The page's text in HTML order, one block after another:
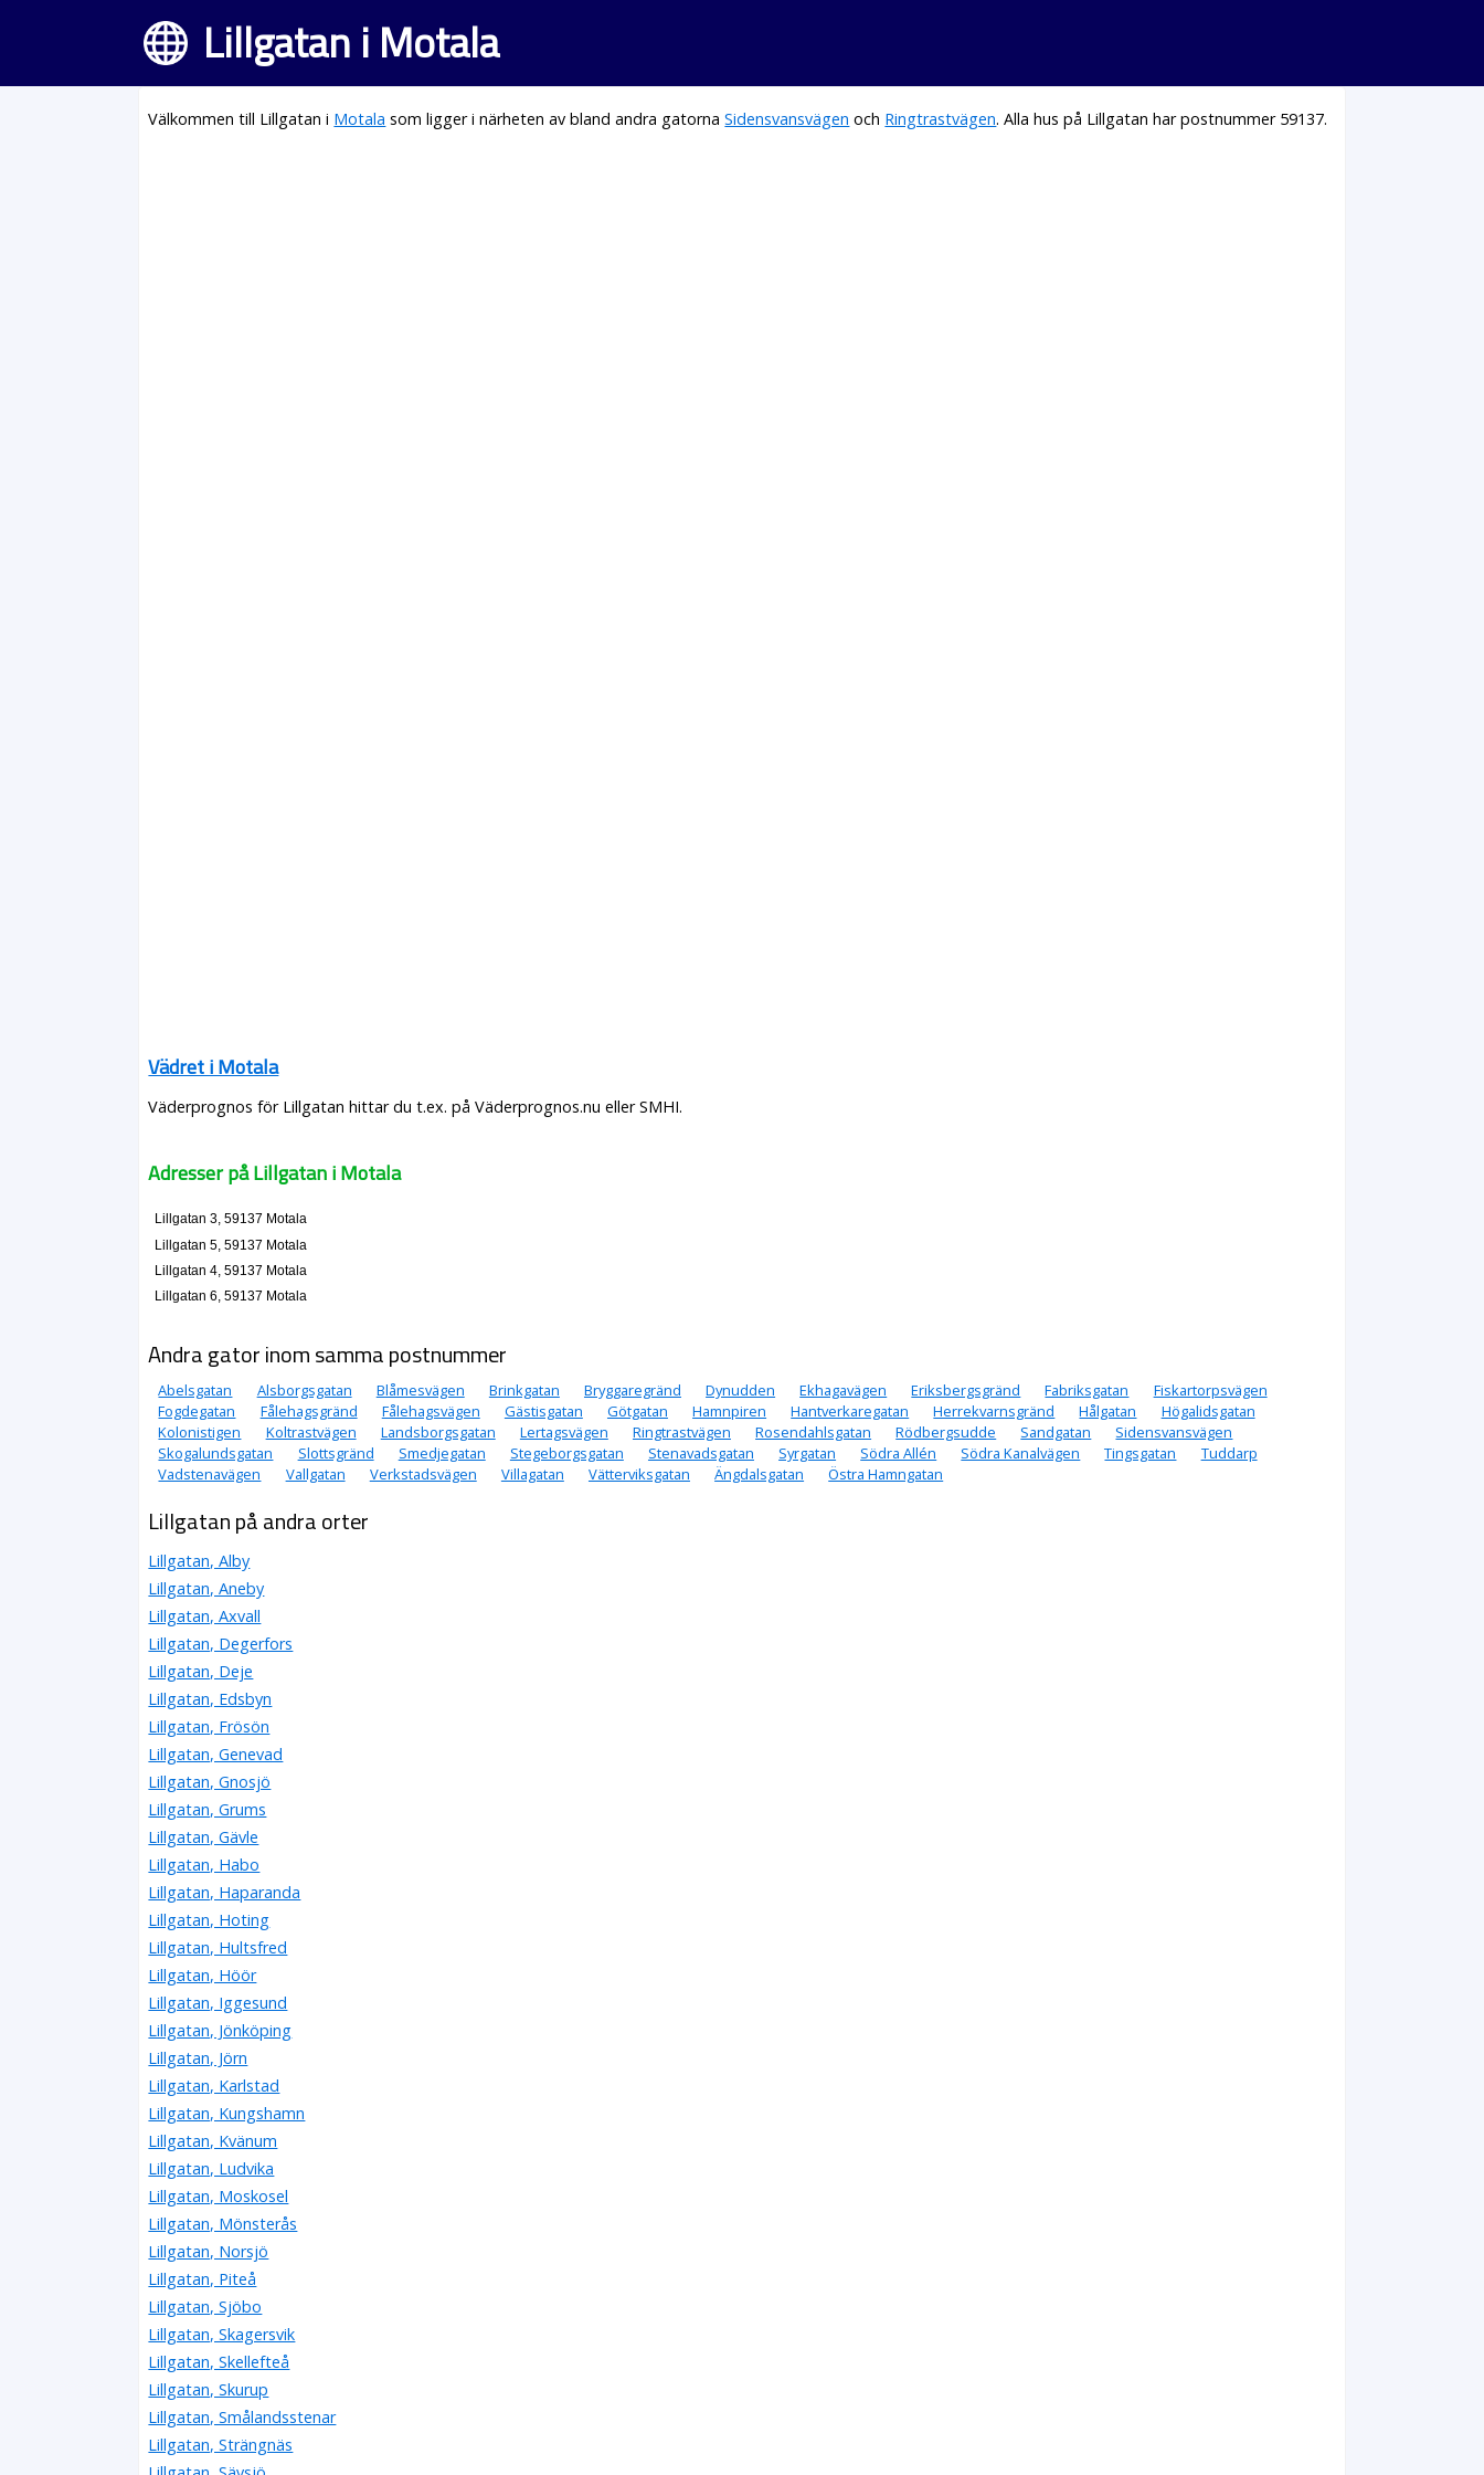
Lillgatan i Motala
Välkommen till Lillgatan i Motala som ligger i närheten av bland andra gatornaSidensvansvägen och Ringtrastvägen. Alla hus på Lillgatan har postnummer 59137.
Vädret i Motala
Väderprognos för Lillgatan hittar du t.ex. på Väderprognos.nu eller SMHI.
Adresser på Lillgatan i Motala
Lillgatan 3, 59137 Motala
Lillgatan 5, 59137 Motala
Lillgatan 4, 59137 Motala
Lillgatan 6, 59137 Motala
Andra gator inom samma postnummer
Abelsgatan Alsborgsgatan Blåmesvägen Brinkgatan Bryggaregränd Dynudden Ekhagavägen Eriksbergsgränd Fabriksgatan
Fiskartorpsvägen
Fogdegatan
Fålehagsgränd Fålehagsvägen Gästisgatan Götgatan Hamnpiren Hantverkaregatan Herrekvarnsgränd Hålgatan
Högalidsgatan
Kolonistigen
Koltrastvägen Landsborgsgatan Lertagsvägen Ringtrastvägen Rosendahlsgatan Rödbergsudde Sandgatan
Sidensvansvägen
Skogalundsgatan
Slottsgränd Smedjegatan Stegeborgsgatan Stenavadsgatan Syrgatan Södra Allén Södra Kanalvägen Tingsgatan
Tuddarp
Vadstenavägen
Vallgatan Verkstadsvägen Villagatan Vätterviksgatan Ängdalsgatan Östra Hamngatan
Lillgatan på andra orter
Lillgatan, Alby
Lillgatan, Aneby
Lillgatan, Axvall
Lillgatan, Degerfors
Lillgatan, Deje
Lillgatan, Edsbyn
Lillgatan, Frösön
Lillgatan, Genevad
Lillgatan, Gnosjö
Lillgatan, Grums
Lillgatan, Gävle
Lillgatan, Habo
Lillgatan, Haparanda
Lillgatan, Hoting
Lillgatan, Hultsfred
Lillgatan, Höör
Lillgatan, Iggesund
Lillgatan, Jönköping
Lillgatan, Jörn
Lillgatan, Karlstad
Lillgatan, Kungshamn
Lillgatan, Kvänum
Lillgatan, Ludvika
Lillgatan, Moskosel
Lillgatan, Mönsterås
Lillgatan, Norsjö
Lillgatan, Piteå
Lillgatan, Sjöbo
Lillgatan, Skagersvik
Lillgatan, Skellefteå
Lillgatan, Skurup
Lillgatan, Smålandsstenar
Lillgatan, Strängnäs